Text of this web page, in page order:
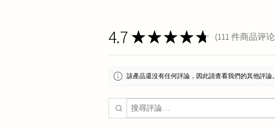
4.7 ★★★★★ 111 件商品评论
111
該產品還沒有任何評論，因此請查看我們的其他評論。